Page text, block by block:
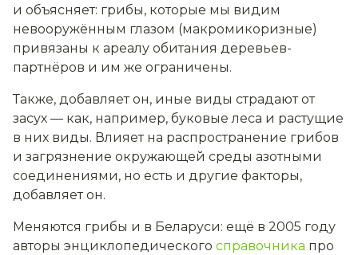
и объясняет: грибы, которые мы видим
невооружённым глазом (макромикоризные)
привязаны к ареалу обитания деревьев-
партнёров и им же ограничены.
Также, добавляет он, иные виды страдают от
засух — как, например, буковые леса и растущие
в них виды. Влияет на распространение грибов
и загрязнение окружающей среды азотными
соединениями, но есть и другие факторы,
добавляет он.
Меняются грибы и в Беларуси: ещё в 2005 году
авторы энциклопедического справочника про